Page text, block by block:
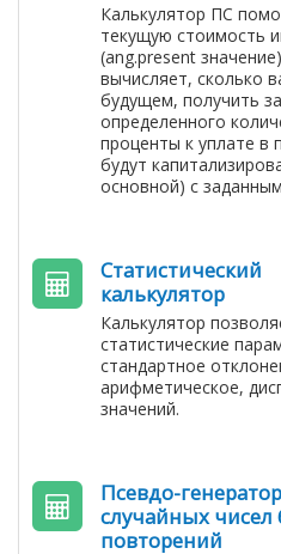
Калькулятор ПС
текущую стоимость
(ang.present
вычисляет, сколько
будущем, получить
определенного
проценты к уплате в
будут
основной) с
Статистический
калькулятор
Калькулятор
статистические
стандартное
арифметическое,
значений.
Псевдо-генератор
случайных чисел
повторений